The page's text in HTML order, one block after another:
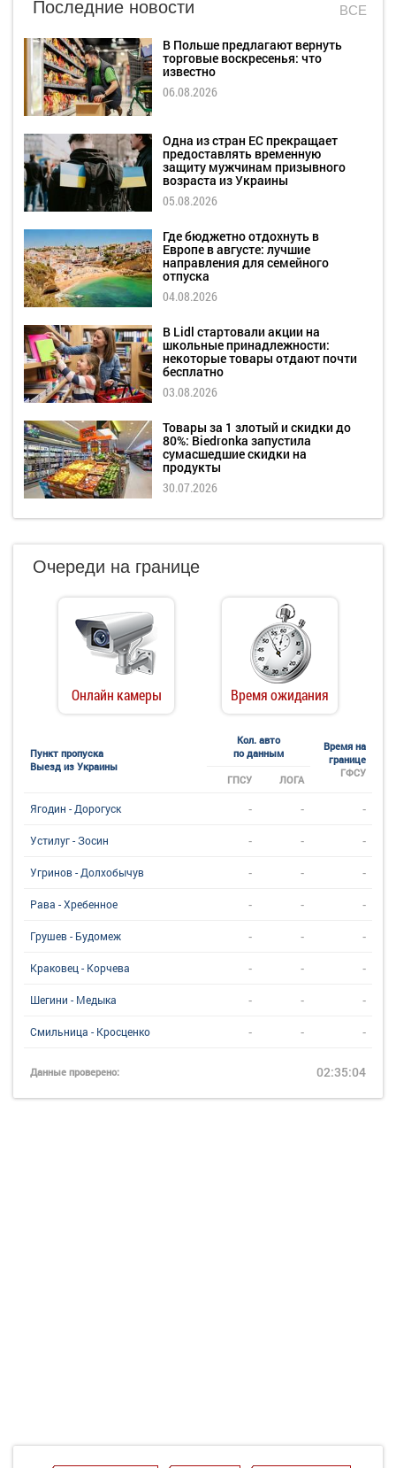
Последние новости ВСЕ
В Польше предлагают вернуть
торговые воскресенья: что
известно
06.08.2026
Одна из стран ЕС прекращает
предоставлять временную
защиту мужчинам призывного
возраста из Украины
05.08.2026
Где бюджетно отдохнуть в
Европе в августе: лучшие
направления для семейного
отпуска
04.08.2026
В Lidl стартовали акции на
школьные принадлежности:
некоторые товары отдают почти
бесплатно
03.08.2026
Товары за 1 злотый и скидки до
80%: Biedronka запустила
сумасшедшие скидки на
продукты
30.07.2026
Очереди на границе
Онлайн камеры Время ожидания
Пункт пропуска
Выезд из Украины
Кол. авто
по данным
Время на
границе
ГФСУ
ГПСУ ЛОГА
Ягодин - Дорогуск - - -
Устилуг - Зосин - - -
Угринов - Долхобычув - - -
Рава - Хребенное - - -
Грушев - Будомеж - - -
Краковец - Корчева - - -
Шегини - Медыка - - -
Смильница - Кросценко - - -
Данные проверено: 02:35:04